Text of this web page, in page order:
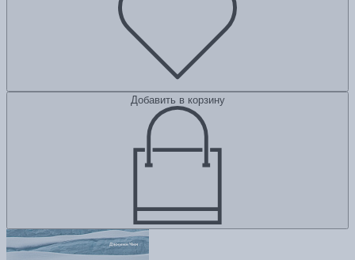
Добавить в корзину